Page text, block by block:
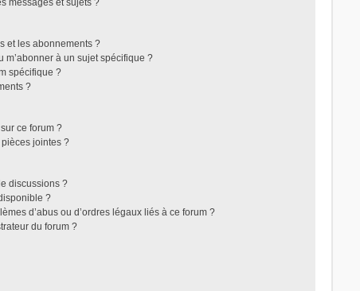
messages et sujets ?
et les abonnements ?
m’abonner à un sujet spécifique ?
spécifique ?
?
ce forum ?
jointes ?
discussions ?
?
d’abus ou d’ordres légaux liés à ce forum ?
du forum ?